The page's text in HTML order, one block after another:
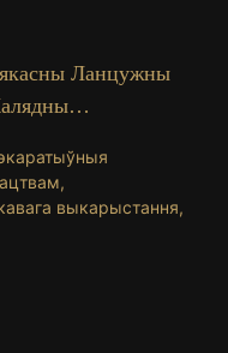
Ланцужны
Сняжынка Ад